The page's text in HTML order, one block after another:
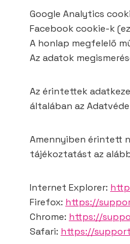
Google Analytics
Facebook cookie-k
A honlap megfelelő
Az adatok
Az érintettek
általában az
Amennyiben érintett
tájékoztatást az
Internet Explorer:
Firefox: https://
Chrome: https://
Safari: https://